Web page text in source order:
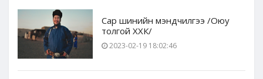
Сар шинийн мэндчилгээ /Оюу
толгой ХХК/
2023-02-19 18:02:46